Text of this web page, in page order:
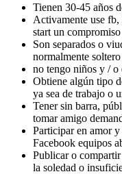
Tienen 30-45 años
Activamente use fb,
start un compromiso
Son separados o
normalmente
no tengo niños y / o
Obtiene algún tipo
ya sea de trabajo o
Tener sin barra,
tomar amigo
Participar en amor y
Facebook equipos
Publicar o compartir
la soledad o